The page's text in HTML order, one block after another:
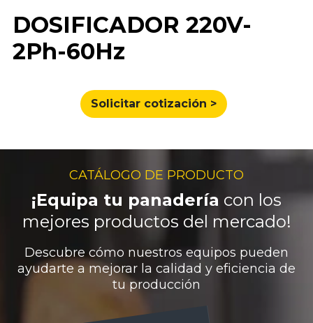
DOSIFICADOR 220V-
2Ph-60Hz
Solicitar cotización >
CATÁLOGO DE PRODUCTO
¡Equipa tu panadería con los
mejores productos del mercado!
Descubre cómo nuestros equipos pueden
ayudarte a mejorar la calidad y eficiencia de
tu producción